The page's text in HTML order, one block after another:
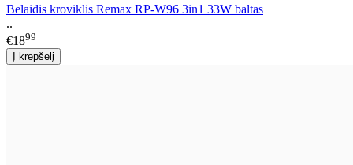
Belaidis kroviklis Remax RP-W96 3in1 33W baltas
..
€1899